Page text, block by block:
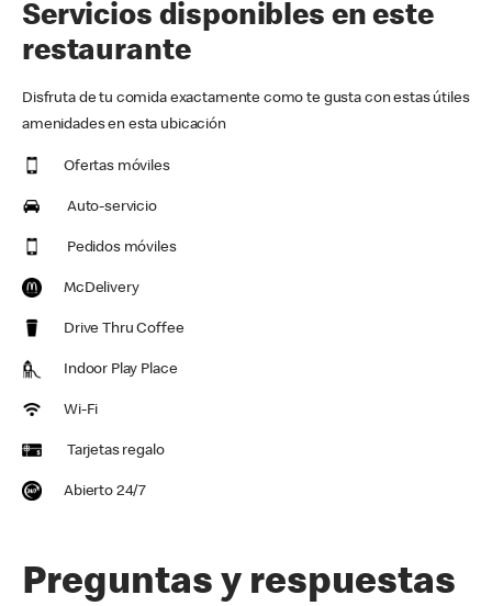
Servicios disponibles en este
restaurante
Disfruta de tu comida exactamente como te gusta con estas útiles
amenidades en esta ubicación
Ofertas móviles
Auto-servicio
Pedidos móviles
McDelivery
Drive Thru Coffee
Indoor Play Place
Wi-Fi
Tarjetas regalo
Abierto 24/7
Preguntas y respuestas